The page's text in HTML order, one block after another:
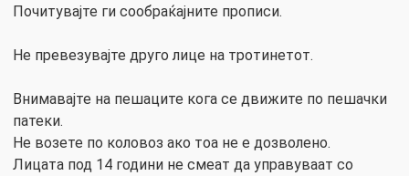
Почитувајте ги сообраќајните прописи.
Не превезувајте друго лице на тротинетот.
Внимавајте на пешаците кога се движите по пешачки
патеки.
Не возете по коловоз ако тоа не е дозволено.
Лицата под 14 години не смеат да управуваат со